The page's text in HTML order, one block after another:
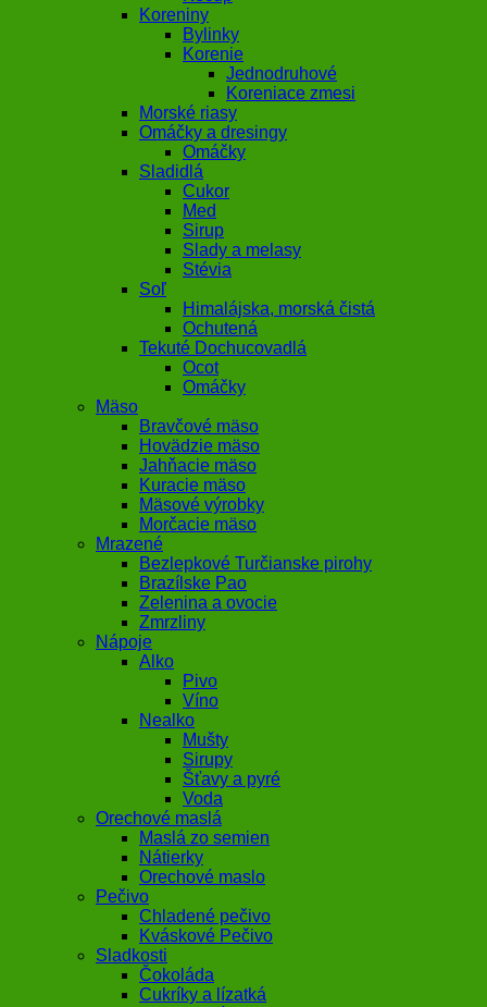
Koreniny
Bylinky
Korenie
Jednodruhové
Koreniace zmesi
Morské riasy
Omáčky a dresingy
Omáčky
Sladidlá
Cukor
Med
Sirup
Slady a melasy
Stévia
Soľ
Himalájska, morská čistá
Ochutená
Tekuté Dochucovadlá
Ocot
Omáčky
Mäso
Bravčové mäso
Hovädzie mäso
Jahňacie mäso
Kuracie mäso
Mäsové výrobky
Morčacie mäso
Mrazené
Bezlepkové Turčianske pirohy
Brazílske Pao
Zelenina a ovocie
Zmrzliny
Nápoje
Alko
Pivo
Víno
Nealko
Mušty
Sirupy
Šťavy a pyré
Voda
Orechové maslá
Maslá zo semien
Nátierky
Orechové maslo
Pečivo
Chladené pečivo
Kváskové Pečivo
Sladkosti
Čokoláda
Cukríky a lízatká